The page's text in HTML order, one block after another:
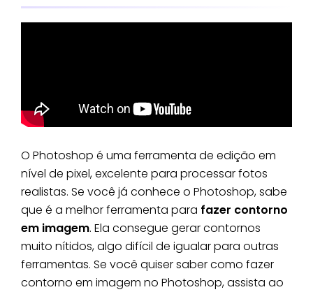
O Photoshop é uma ferramenta de edição em
nível de pixel, excelente para processar fotos
realistas. Se você já conhece o Photoshop, sabe
que é a melhor ferramenta para fazer contorno
em imagem. Ela consegue gerar contornos
muito nítidos, algo difícil de igualar para outras
ferramentas. Se você quiser saber como fazer
contorno em imagem no Photoshop, assista ao